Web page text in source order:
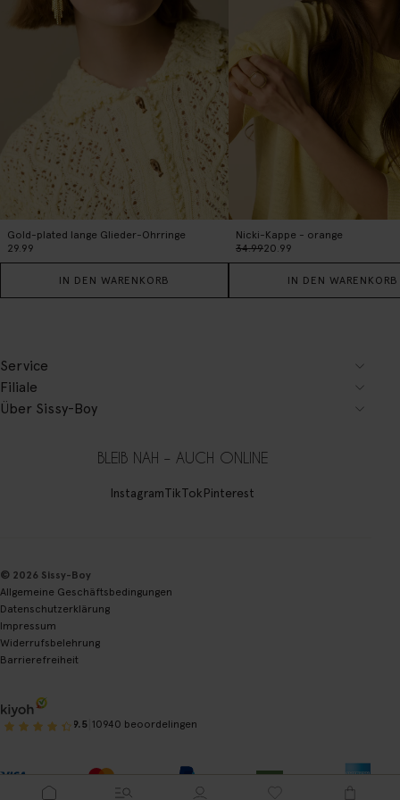
Gold-plated lange Glieder-Ohrringe
29.99
IN DEN WARENKORB
Nicki-Kappe - orange
34.9920.99
IN DEN WARENKORB
Service
Filiale
Über Sissy-Boy
BLEIB NAH – AUCH ONLINE
InstagramTikTokPinterest
© 2026 Sissy-Boy
Allgemeine Geschäftsbedingungen
Datenschutzerklärung
Impressum
Widerrufsbelehrung
Barrierefreiheit
9.5 10940 beoordelingen